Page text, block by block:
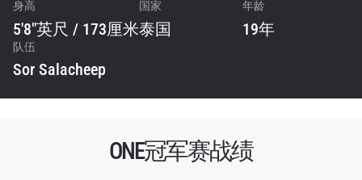
身高
5'8"英尺 / 173厘米
国家
泰国
年龄
19年
队伍
Sor Salacheep
ONE冠军赛战绩